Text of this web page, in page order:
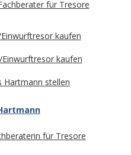
kaufen
kaufen
Hartmann stellen